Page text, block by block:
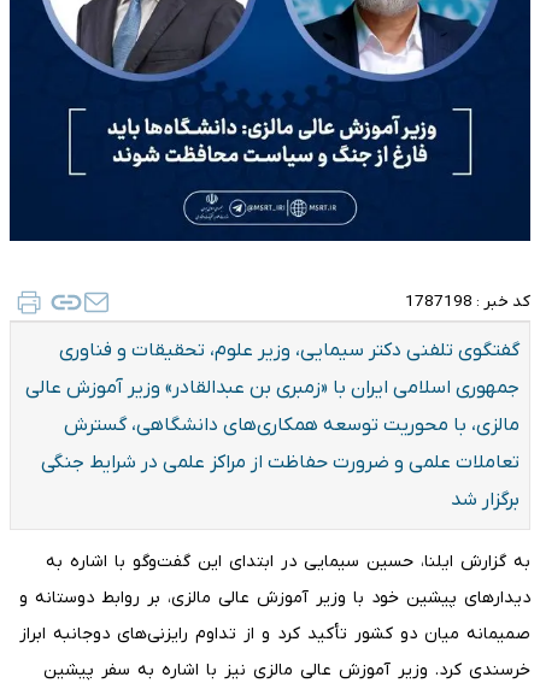
کد خبر : 1787198
گفتگوی تلفنی دکتر سیمایی، وزیر علوم، تحقیقات و فناوری
جمهوری اسلامی ایران با «زمبری بن عبدالقادر» وزیر آموزش عالی
مالزی، با محوریت توسعه همکاری‌های دانشگاهی، گسترش
تعاملات علمی و ضرورت حفاظت از مراکز علمی در شرایط جنگی
برگزار شد
به گزارش ایلنا، حسین سیمایی در ابتدای این گفت‌وگو با اشاره به
دیدارهای پیشین خود با وزیر آموزش عالی مالزی، بر روابط دوستانه و
صمیمانه میان دو کشور تأکید کرد و از تداوم رایزنی‌های دوجانبه ابراز
خرسندی کرد. وزیر آموزش عالی مالزی نیز با اشاره به سفر پیشین